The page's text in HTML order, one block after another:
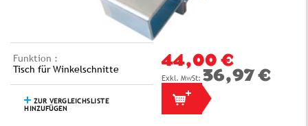
Funktion :
Tisch für Winkelschnitte
ZUR VERGLEICHSLISTE
HINZUFÜGEN
44,00 €
36,97 €